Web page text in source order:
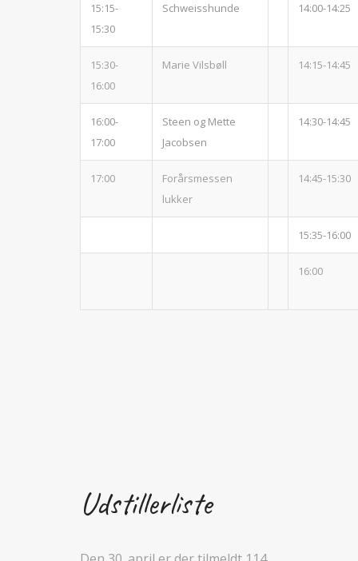
15:15-
15:30
Schweisshunde 14:00-14:25
15:30-
16:00
Marie Vilsbøll 14:15-14:45
16:00-
17:00
Steen og Mette
Jacobsen
14:30-14:45
17:00
Forårsmessen
lukker
14:45-15:30
15:35-16:00
16:00
Udstillerliste